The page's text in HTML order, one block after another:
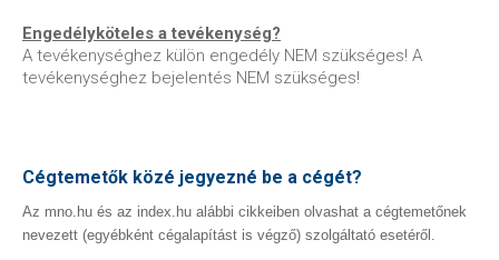
Engedélyköteles a tevékenység?
A tevékenységhez külön engedély NEM szükséges! A
tevékenységhez bejelentés NEM szükséges!
Cégtemetők közé jegyezné be a cégét?
Az mno.hu és az index.hu alábbi cikkeiben olvashat a cégtemetőnek
nevezett (egyébként cégalapítást is végző) szolgáltató esetéről.